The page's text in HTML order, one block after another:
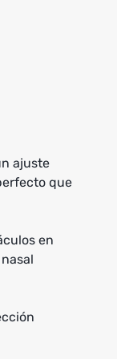
ajuste
que
en